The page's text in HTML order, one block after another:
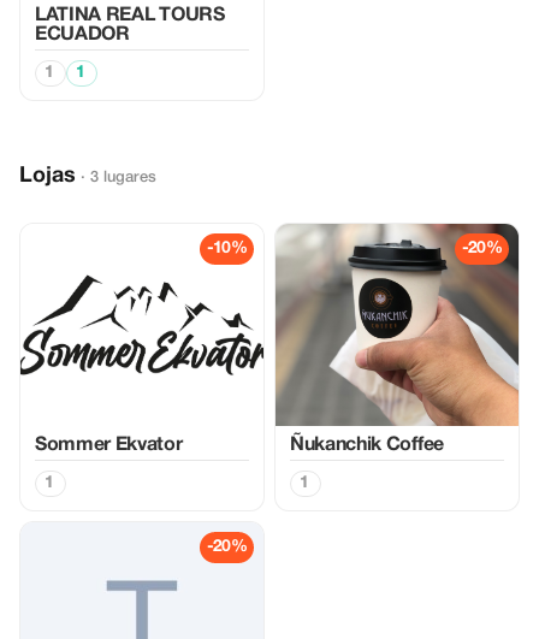
LATINA REAL TOURS
ECUADOR
1 1
Lojas · 3 lugares
-10%
Sommer Ekvator
1
-20%
Ñukanchik Coffee
1
-20%